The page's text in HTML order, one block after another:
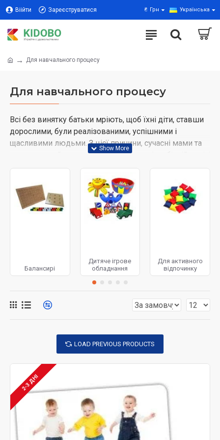
Віійти Зареєструватися ₴ Грн Українська
Для навчального процесу
Для навчального процесу
Всі без винятку батьки мріють, щоб їхні діти, ставши
дорослими, були реалізованими, успішними і
щасливими людьми. З цієї причини, сучасні мами та
тата таку серйозну увагу приділяють різнобічній освіті
малюків із раннього віку.
Відмінним засобом для розвитку логічного мислення
дитини є різні конструктори та настільні ігри. Можна
підібрати комплект, що сподобався, передбачений як
Конструктори
, наприклад, є універсальною грою, що
підходить для хлопчиків та дівчаток. Залежно від віку
такої кількості деталей та елементів, щоб дитині було
Найбільш популярними вважаються дерев'яні
конструктори (для дітей від 1 до 3-х років),
пластмасові (від 3-х до 6-ти) та залізні (старші 6-ти
років). Вони дарують незвичайні змогу прояви
фантазії, їх можна збирати за інструкцією, і навіть
побудувати щось своє. Затребуваними та
надзвичайно захоплюючими зарекомендували себе
електронні конструктори . Розібравшись в
інструкції, самостійно або за допомогою дорослих,
Балансирі
Дитяче ігрове
обладнання
Для активного
відпочинку
LOAD PREVIOUS PRODUCTS
2-3 ДНІ